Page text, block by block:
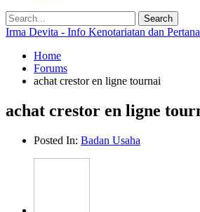
Irma Devita - Info Kenotariatan dan
Home
Forums
achat crestor en ligne tournai
achat crestor en ligne
Posted In: Badan Usaha